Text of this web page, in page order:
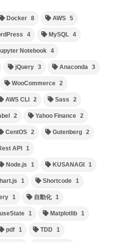
Docker 8 AWS 5
4 MySQL 4
Notebook 4
jQuery 3 Anaconda 3
WooCommerce 2
AWS CLI 2 Sass 2
2 Yahoo Finance 2
CentOS 2 Gutenberg 2
API 1
Node.js 1 KUSANAGI 1
1 Shortcode 1
1 自動化 1
useState 1 Matplotlib 1
pdf 1 TDD 1